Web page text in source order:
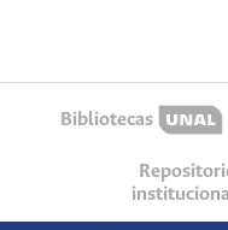
Bibliotecas